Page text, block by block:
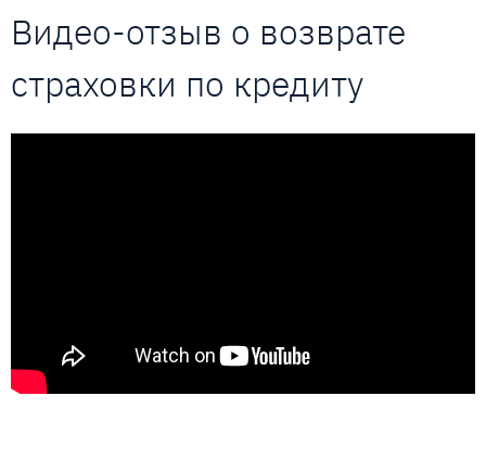
Видео-отзыв о возврате
страховки по кредиту